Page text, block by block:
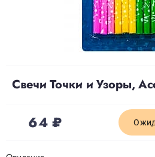
О нас
Отзывы
Свечи Точки и Узоры,
64₽